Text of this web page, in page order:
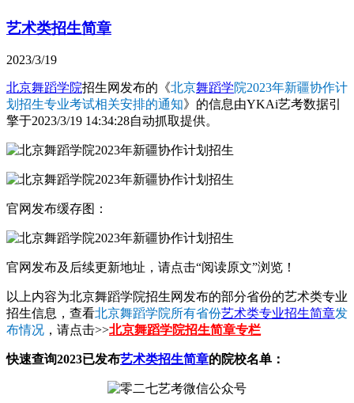
艺术类招生简章
2023/3/19
北京舞蹈学院招生网发布的《北京舞蹈学院2023年新疆协作计
划招生专业考试相关安排的通知》的信息由YKAi艺考数据引
擎于2023/3/19 14:34:28自动抓取提供。
官网发布缓存图：
官网发布及后续更新地址，请点击“阅读原文”浏览！
以上内容为北京舞蹈学院招生网发布的部分省份的艺术类专业
招生信息，查看北京舞蹈学院所有省份艺术类专业招生简章发
布情况 ，请点击>>北京舞蹈学院招生简章专栏
快速查询2023已发布艺术类招生简章的院校名单：